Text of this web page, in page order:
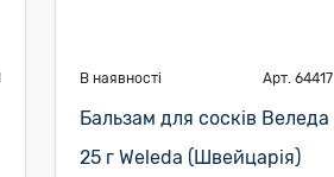
В наявності Арт. 64417
Бальзам для сосків Веледа
25 г Weleda (Швейцарія)